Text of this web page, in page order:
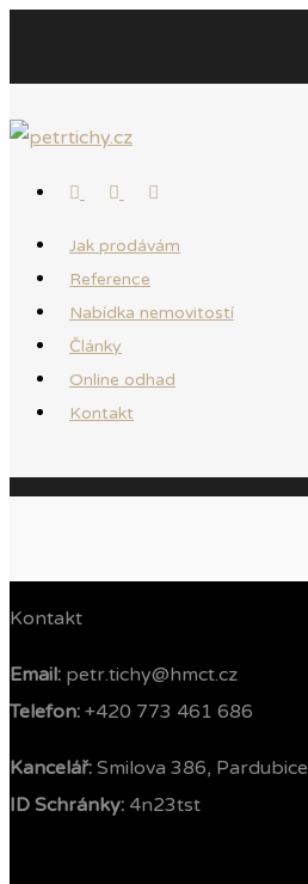
Jak prodávám
Reference
Nabídka nemovitostí
Články
Online odhad
Kontakt
Kontakt
Email: petr.tichy@hmct.cz
Telefon: ‭ +420 773 461 686‬
Kancelář: Smilova 386, Pardubice
ID Schránky: 4n23tst